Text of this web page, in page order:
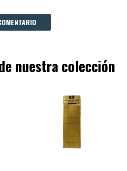
nuestra colección